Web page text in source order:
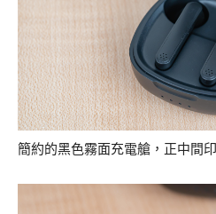
簡約的黑色霧面充電艙，正中間